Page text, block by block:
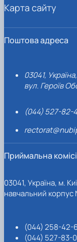
Поштова адреса
03041,
вул. Героїв
(044) 527-82-
Приймальна
03041, Україна, м.
навчальний
(044) 258-42-
(044) 527-83-
Карта сайту